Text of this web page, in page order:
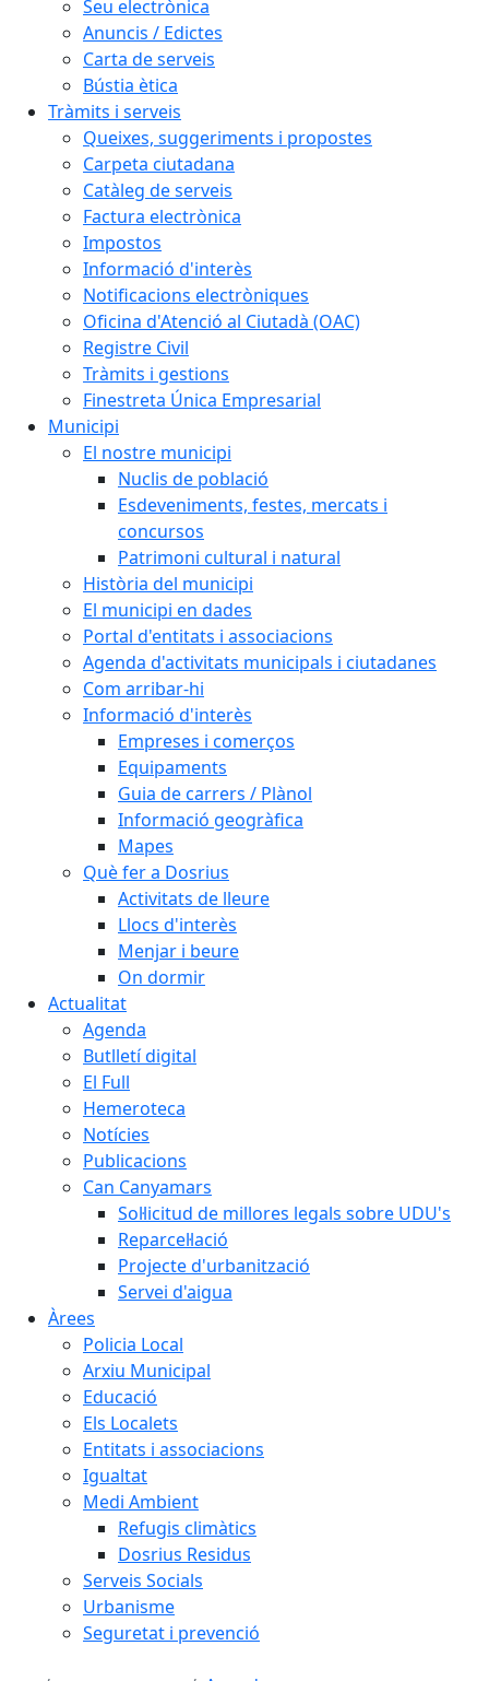
Seu electrònica
Anuncis / Edictes
Carta de serveis
Bústia ètica
Tràmits i serveis
Queixes, suggeriments i propostes
Carpeta ciutadana
Catàleg de serveis
Factura electrònica
Impostos
Informació d'interès
Notificacions electròniques
Oficina d'Atenció al Ciutadà (OAC)
Registre Civil
Tràmits i gestions
Finestreta Única Empresarial
Municipi
El nostre municipi
Nuclis de població
Esdeveniments, festes, mercats i
concursos
Patrimoni cultural i natural
Història del municipi
El municipi en dades
Portal d'entitats i associacions
Agenda d'activitats municipals i ciutadanes
Com arribar-hi
Informació d'interès
Empreses i comerços
Equipaments
Guia de carrers / Plànol
Informació geogràfica
Mapes
Què fer a Dosrius
Activitats de lleure
Llocs d'interès
Menjar i beure
On dormir
Actualitat
Agenda
Butlletí digital
El Full
Hemeroteca
Notícies
Publicacions
Can Canyamars
Sol·licitud de millores legals sobre UDU's
Reparcel·lació
Projecte d'urbanització
Servei d'aigua
Àrees
Policia Local
Arxiu Municipal
Educació
Els Localets
Entitats i associacions
Igualtat
Medi Ambient
Refugis climàtics
Dosrius Residus
Serveis Socials
Urbanisme
Seguretat i prevenció